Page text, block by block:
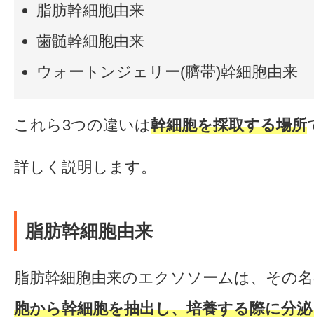
脂肪幹細胞由来
歯髄幹細胞由来
ウォートンジェリー(臍帯)幹細胞由来
これら3つの違いは幹細胞を採取する場所
詳しく説明します。
脂肪幹細胞由来
脂肪幹細胞由来のエクソソームは、その
胞から幹細胞を抽出し、培養する際に分